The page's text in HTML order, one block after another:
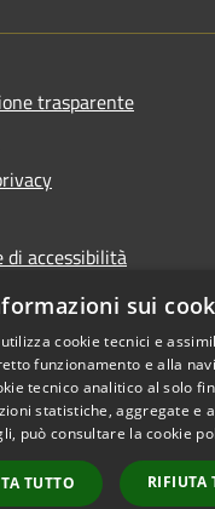
trasparente
di accessibilità
del sito
Copyright
sui
cookie tecnici e
funzionamento e alla
tecnico analitico al solo
statistiche, aggregate e
può consultare la cookie
TUTTO RIFIUTA